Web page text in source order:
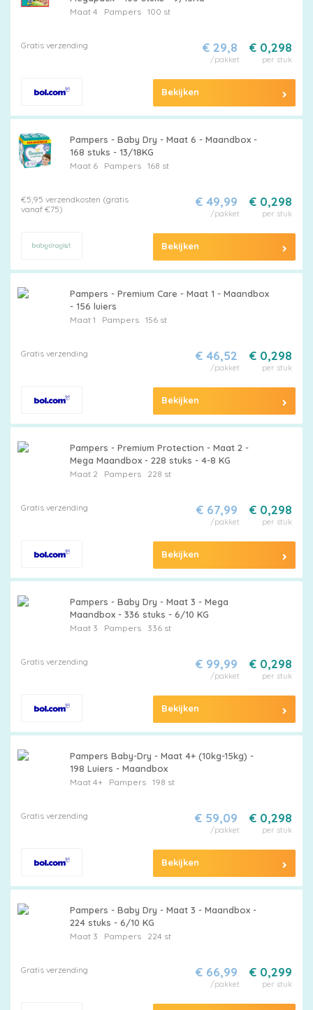
Maat 4 Pampers100 st
Gratis verzending € 0,298
per stuk
€ 29,8
/pakket
Bekijken
Pampers - Baby Dry - Maat 6 - Maandbox -
168 stuks - 13/18KG
Maat 6 Pampers168 st
€5,95 verzendkosten (gratis
vanaf €75)
€ 0,298
per stuk
€ 49,99
/pakket
Bekijken
Pampers - Premium Care - Maat 1 - Maandbox
- 156 luiers
Maat 1 Pampers156 st
Gratis verzending € 0,298
per stuk
€ 46,52
/pakket
Bekijken
Pampers - Premium Protection - Maat 2 -
Mega Maandbox - 228 stuks - 4-8 KG
Maat 2 Pampers228 st
Gratis verzending € 0,298
per stuk
€ 67,99
/pakket
Bekijken
Pampers - Baby Dry - Maat 3 - Mega
Maandbox - 336 stuks - 6/10 KG
Maat 3 Pampers336 st
Gratis verzending € 0,298
per stuk
€ 99,99
/pakket
Bekijken
Pampers Baby-Dry - Maat 4+ (10kg-15kg) -
198 Luiers - Maandbox
Maat 4+ Pampers198 st
Gratis verzending € 0,298
per stuk
€ 59,09
/pakket
Bekijken
Pampers - Baby Dry - Maat 3 - Maandbox -
224 stuks - 6/10 KG
Maat 3 Pampers224 st
Gratis verzending € 0,299
per stuk
€ 66,99
/pakket